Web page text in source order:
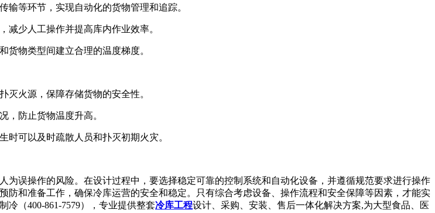
输等环节，实现自动化的货物管理和追踪。
减少人工操作并提高库内作业效率。
货物类型间建立合理的温度梯度。
灭火源，保障存储货物的安全性。
，防止货物温度升高。
时可以及时疏散人员和扑灭初期火灾。
误操作的风险。在设计过程中，要选择稳定可靠的控制系统和自动化设备，并遵循规范要求进行操作
和准备工作，确保冷库运营的安全和稳定。只有综合考虑设备、操作流程和安全保障等因素，才能实
冷（400-861-7579），专业提供整套冷库工程设计、采购、安装、售后一体化解决方案,为大型食品、医